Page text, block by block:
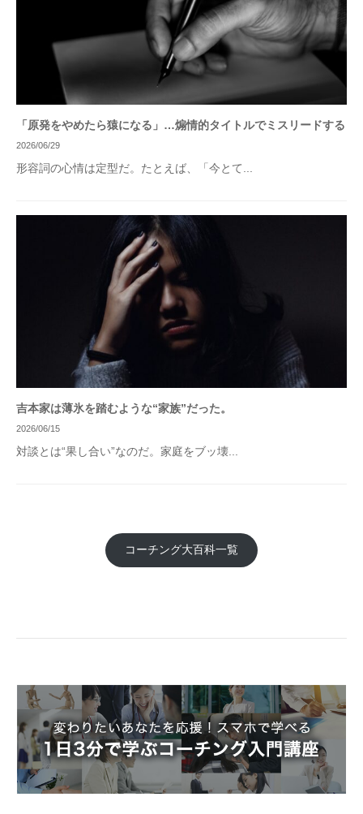
「原発をやめたら猿になる」…煽情的タイトルでミスリードする
2026/06/29
形容詞の心情は定型だ。たとえば、「今とて...
吉本家は薄氷を踏むような“家族”だった。
2026/06/15
対談とは“果し合い”なのだ。家庭をブッ壊...
コーチング大百科一覧